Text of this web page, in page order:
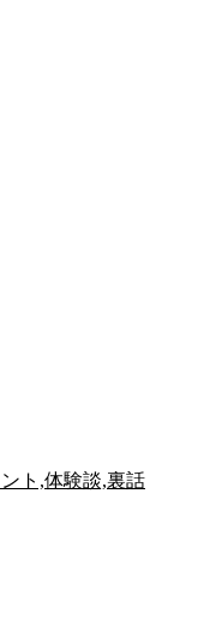
ト,体験談,裏話